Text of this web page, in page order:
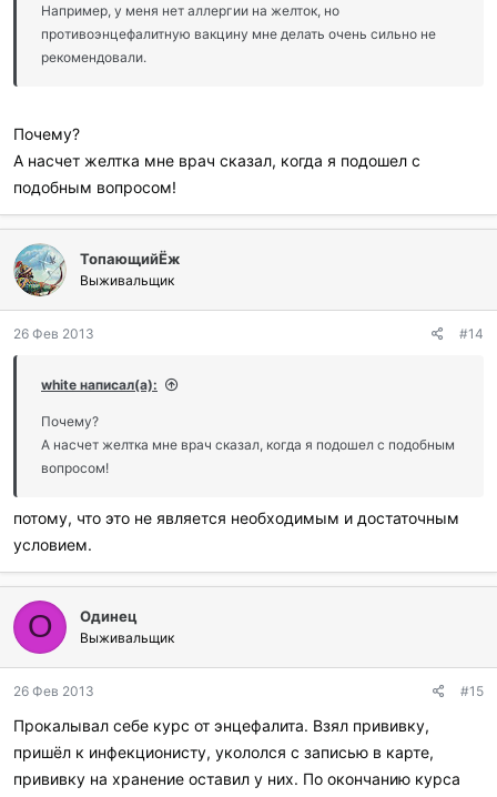
Например, у меня нет аллергии на желток, но
противоэнцефалитную вакцину мне делать очень сильно не
рекомендовали.
Почему?
А насчет желтка мне врач сказал, когда я подошел с
подобным вопросом!
ТопающийЁж
Выживальщик
26 Фев 2013 #14
white написал(а):
Почему?
А насчет желтка мне врач сказал, когда я подошел с подобным
вопросом!
потому, что это не является необходимым и достаточным
условием.
О Одинец
Выживальщик
26 Фев 2013 #15
Прокалывал себе курс от энцефалита. Взял прививку,
пришёл к инфекционисту, укололся с записью в карте,
прививку на хранение оставил у них. По окончанию курса